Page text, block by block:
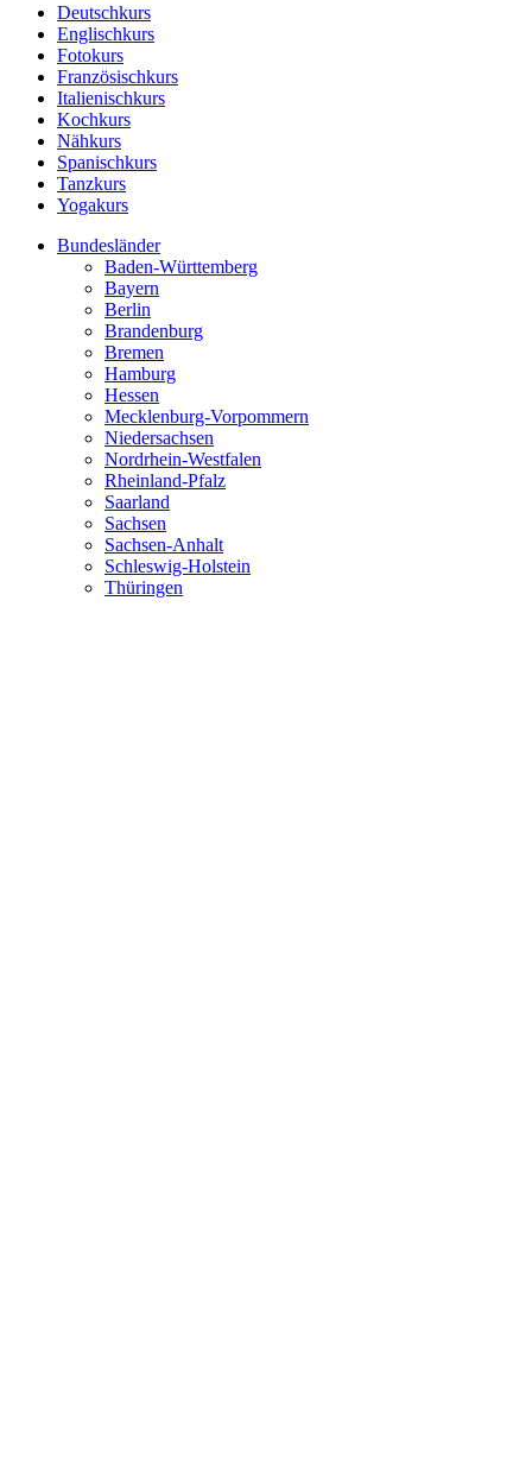
Deutschkurs
Englischkurs
Fotokurs
Französischkurs
Italienischkurs
Kochkurs
Nähkurs
Spanischkurs
Tanzkurs
Yogakurs
Bundesländer
Baden-Württemberg
Bayern
Berlin
Brandenburg
Bremen
Hamburg
Hessen
Mecklenburg-Vorpommern
Niedersachsen
Nordrhein-Westfalen
Rheinland-Pfalz
Saarland
Sachsen
Sachsen-Anhalt
Schleswig-Holstein
Thüringen